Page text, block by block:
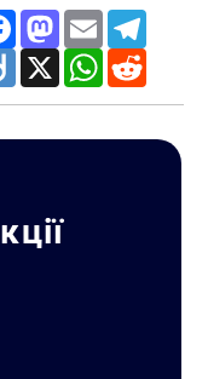
FacebookMastodon
Email
Diigo X WhatsApp